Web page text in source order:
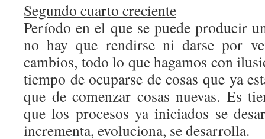
Segundo cuarto creciente
Período en el que se puede producir
no hay que rendirse ni darse por
cambios, todo lo que hagamos con
tiempo de ocuparse de cosas que ya
que de comenzar cosas nuevas. Es
que los procesos ya iniciados se
incrementa, evoluciona, se desarrolla.